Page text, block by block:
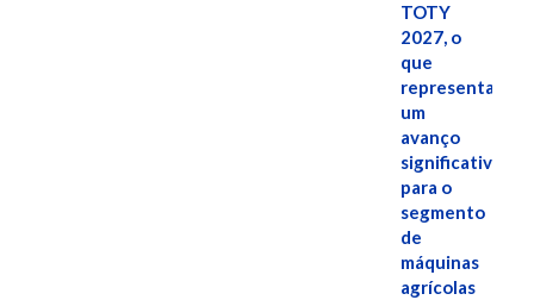
TOTY
2027, o
que
representa
um
avanço
significativo
para o
segmento
de
máquinas
agrícolas